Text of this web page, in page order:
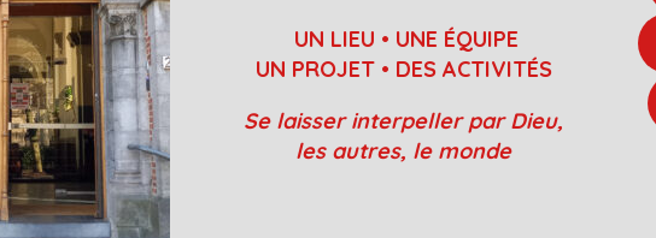
UN LIEU • UNE ÉQUIPE
UN PROJET • DES ACTIVITÉS
Se laisser interpeller par Dieu,
les autres, le monde